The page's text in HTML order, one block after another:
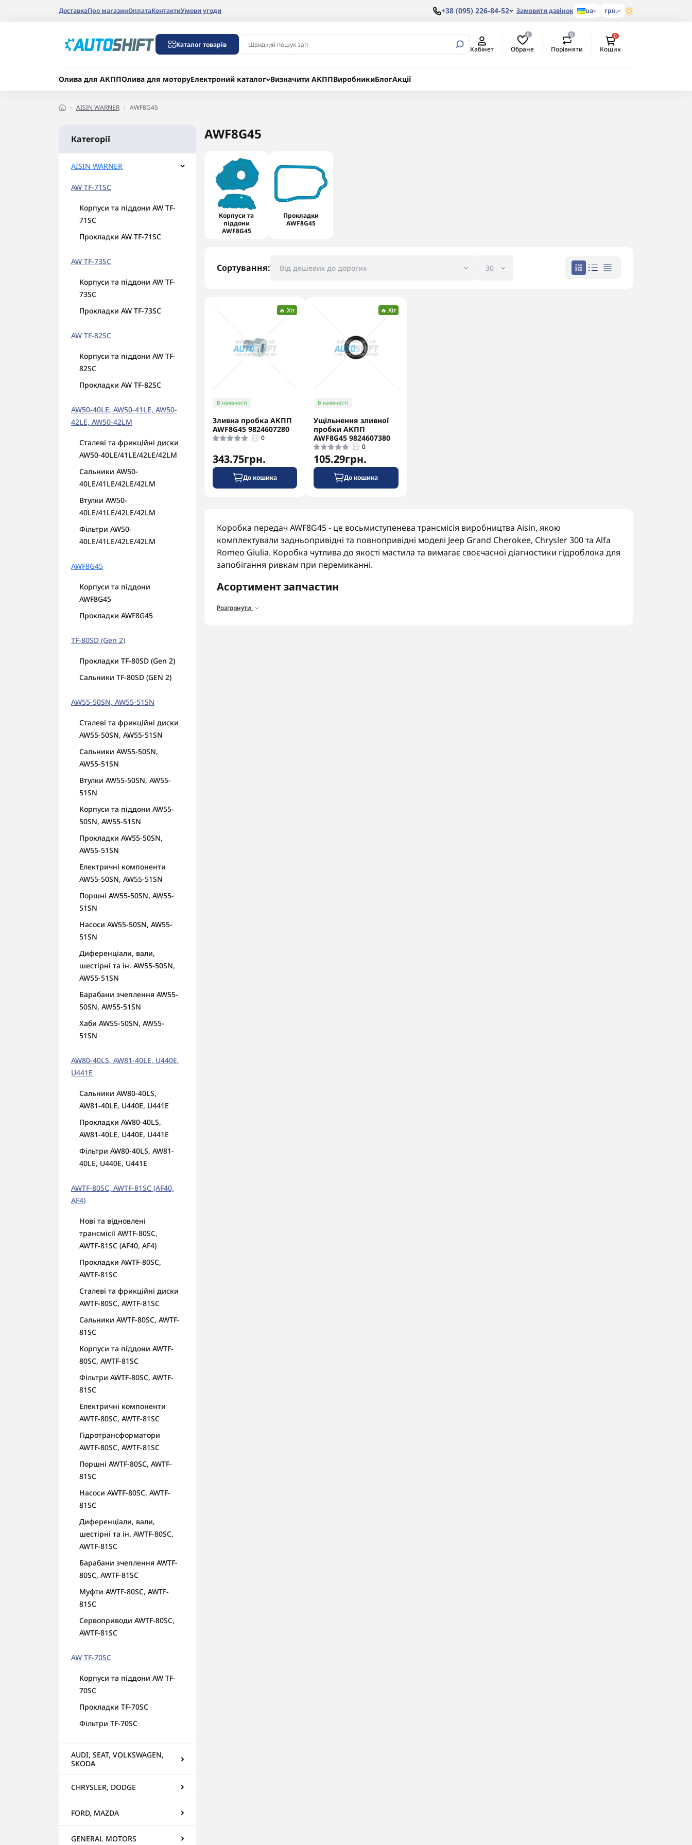
ДоставкаПро магазинОплатаКонтактиУмови угоди +38 (095) 226-84-52 Замовити дзвінок ua грн.
Каталог товарів
Кабінет
0
Обране
0
Порівняти
0
Кошик
Олива для АКППОлива для моторуЕлектроний каталог Визначити АКППВиробникиБлогАкції
AISIN WARNER AWF8G45
Категорії
AISIN WARNER
AW TF-71SC
Корпуси та піддони AW TF-
71SC
Прокладки AW TF-71SC
AW TF-73SC
Корпуси та піддони AW TF-
73SC
Прокладки AW TF-73SC
AW TF-82SC
Корпуси та піддони AW TF-
82SC
Прокладки AW TF-82SC
AW50-40LE, AW50-41LE, AW50-
42LE, AW50-42LM
Сталеві та фрикційні диски
AW50-40LE/41LE/42LE/42LM
Сальники AW50-
40LE/41LE/42LE/42LM
Втулки AW50-
40LE/41LE/42LE/42LM
Фільтри AW50-
40LE/41LE/42LE/42LM
AWF8G45
Корпуси та піддони
AWF8G45
Прокладки AWF8G45
TF-80SD (Gen 2)
Прокладки TF-80SD (Gen 2)
Сальники TF-80SD (GEN 2)
AW55-50SN, AW55-51SN
Сталеві та фрикційні диски
AW55-50SN, AW55-51SN
Сальники AW55-50SN,
AW55-51SN
Втулки AW55-50SN, AW55-
51SN
Корпуси та піддони AW55-
50SN, AW55-51SN
Прокладки AW55-50SN,
AW55-51SN
Електричні компоненти
AW55-50SN, AW55-51SN
Поршні AW55-50SN, AW55-
51SN
Насоси AW55-50SN, AW55-
51SN
Диференціали, вали,
шестірні та ін. AW55-50SN,
AW55-51SN
Барабани зчеплення AW55-
50SN, AW55-51SN
Хаби AW55-50SN, AW55-
51SN
AW80-40LS, AW81-40LE, U440E,
U441E
Сальники AW80-40LS,
AW81-40LE, U440E, U441E
Прокладки AW80-40LS,
AW81-40LE, U440E, U441E
Фільтри AW80-40LS, AW81-
40LE, U440E, U441E
AWTF-80SC, AWTF-81SC (AF40,
AF4)
Нові та відновлені
трансмісії AWTF-80SC,
AWTF-81SC (AF40, AF4)
Прокладки AWTF-80SC,
AWTF-81SC
Сталеві та фрикційні диски
AWTF-80SC, AWTF-81SC
Сальники AWTF-80SC, AWTF-
81SC
Корпуси та піддони AWTF-
80SC, AWTF-81SC
Фільтри AWTF-80SC, AWTF-
81SC
Електричні компоненти
AWTF-80SC, AWTF-81SC
Гідротрансформатори
AWTF-80SC, AWTF-81SC
Поршні AWTF-80SC, AWTF-
81SC
Насоси AWTF-80SC, AWTF-
81SC
Диференціали, вали,
шестірні та ін. AWTF-80SC,
AWTF-81SC
Барабани зчеплення AWTF-
80SC, AWTF-81SC
Муфти AWTF-80SC, AWTF-
81SC
Сервоприводи AWTF-80SC,
AWTF-81SC
AW TF-70SC
Корпуси та піддони AW TF-
70SC
Прокладки TF-70SC
Фільтри TF-70SC
AUDI, SEAT, VOLKSWAGEN,
SKODA
CHRYSLER, DODGE
FORD, MAZDA
GENERAL MOTORS
AWF8G45
Корпуси та
піддони
AWF8G45
Прокладки
AWF8G45
Сортування:
🔥 Хіт
В наявності
Зливна пробка АКПП
AWF8G45 9824607280
0
343.75грн.
До кошика
🔥 Хіт
В наявності
Ущільнення зливної
пробки АКПП
AWF8G45 9824607380
0
105.29грн.
До кошика
Коробка передач AWF8G45 - це восьмиступенева трансмісія виробництва Aisin, якою
комплектували задньопривідні та повнопривідні моделі Jeep Grand Cherokee, Chrysler 300 та Alfa
Romeo Giulia. Коробка чутлива до якості мастила та вимагає своєчасної діагностики гідроблока для
запобігання ривкам при перемиканні.
Асортимент запчастин
Розгорнути